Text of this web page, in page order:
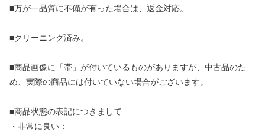
■万が一品質に不備が有った場合は、返金対応。
■クリーニング済み。
■商品画像に「帯」が付いているものがありますが、中古品のた
め、実際の商品には付いていない場合がございます。
■商品状態の表記につきまして
・非常に良い：